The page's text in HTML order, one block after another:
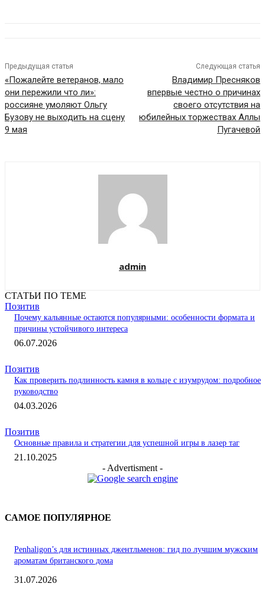
Предыдущая статья
«Пожалейте ветеранов, мало
они пережили что ли»:
россияне умоляют Ольгу
Бузову не выходить на сцену
9 мая
Следующая статья
Владимир Пресняков
впервые честно о причинах
своего отсутствия на
юбилейных торжествах Аллы
Пугачевой
admin
СТАТЬИ ПО ТЕМЕ
Позитив
Почему кальянные остаются популярными: особенности формата и
причины устойчивого интереса
06.07.2026
Позитив
Как проверить подлинность камня в кольце с изумрудом: подробное
руководство
04.03.2026
Позитив
Основные правила и стратегии для успешной игры в лазер таг
21.10.2025
- Advertisment -
САМОЕ ПОПУЛЯРНОЕ
Penhaligon’s для истинных джентльменов: гид по лучшим мужским
ароматам британского дома
31.07.2026